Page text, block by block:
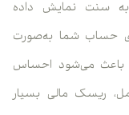
سنت نمایش داده
موجودی حساب شما به‌صورت
باعث می‌شود احساس
ریسک مالی بسیار